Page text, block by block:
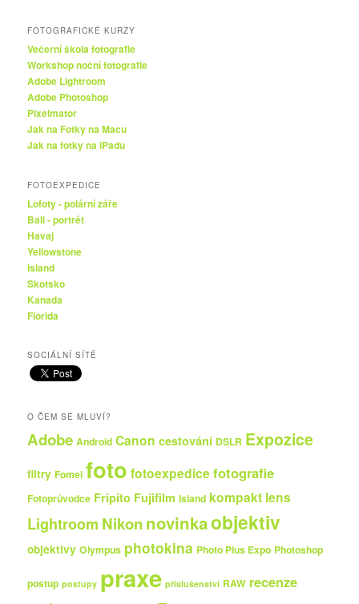
FOTOGRAFICKÉ KURZY
Večerní škola fotografie
Workshop noční fotografie
Adobe Lightroom
Adobe Photoshop
Pixelmator
Jak na Fotky na Macu
Jak na fotky na iPadu
FOTOEXPEDICE
Lofoty - polární záře
Bali - portrét
Havaj
Yellowstone
Island
Skotsko
Kanada
Florida
SOCIÁLNÍ SÍTĚ
O ČEM SE MLUVÍ?
Adobe Android Canon cestování DSLR Expozice
filtry Fomei foto fotoexpedice fotografie
Fotoprůvodce Fripito Fujifilm Island kompakt lens
Lightroom Nikonnovinkaobjektiv
objektivy Olympus photokina Photo Plus Expo Photoshop
postup postupy praxe příslušenství RAW recenze